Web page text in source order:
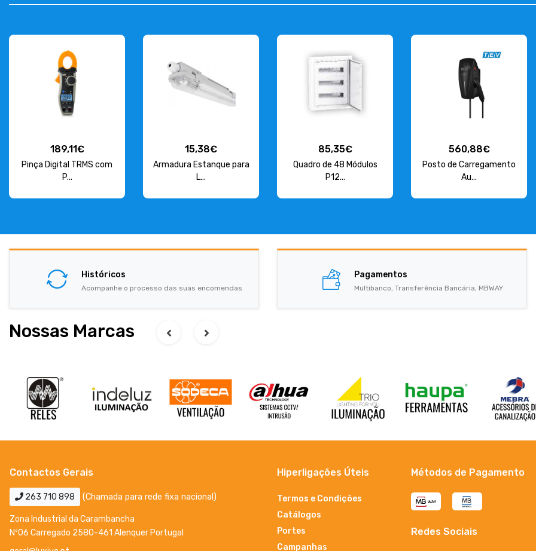
189,11€
Pinça Digital TRMS com
P...
15,38€
Armadura Estanque para
L...
85,35€
Quadro de 48 Módulos
P12...
560,88€
Posto de Carregamento
Au...
Históricos
Acompanhe o processo das suas encomendas
Pagamentos
Multibanco, Transferência Bancária, MBWAY
Nossas Marcas
Contactos Gerais
263 710 898 (Chamada para rede fixa nacional)
Zona Industrial da Carambancha
Nº06 Carregado 2580-461 Alenquer Portugal
Hiperligações Úteis
Termos e Condições
Catálogos
Portes
Campanhas
Métodos de Pagamento
Redes Sociais